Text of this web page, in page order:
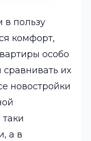
пользу
комфорт,
особо
их
новостройки
а в